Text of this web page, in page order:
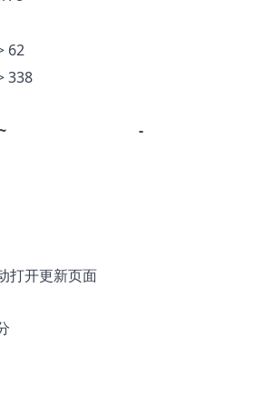
62
338
-
打开更新页面